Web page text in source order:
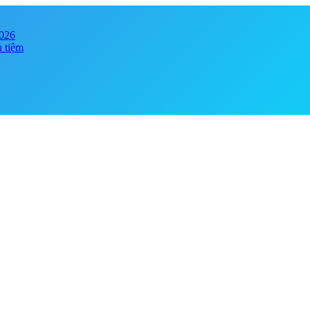
tiệm
đảm bảo chính hãng, giá tốt . Đa dạng phong phú chủng loại